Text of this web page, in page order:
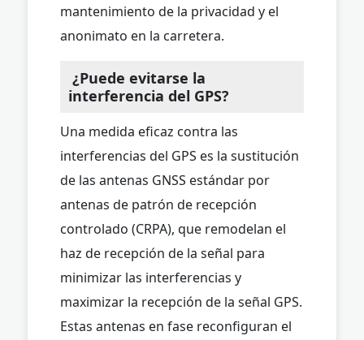
mantenimiento de la privacidad y el
anonimato en la carretera.
¿Puede evitarse la
interferencia del GPS?
Una medida eficaz contra las
interferencias del GPS es la sustitución
de las antenas GNSS estándar por
antenas de patrón de recepción
controlado (CRPA), que remodelan el
haz de recepción de la señal para
minimizar las interferencias y
maximizar la recepción de la señal GPS.
Estas antenas en fase reconfiguran el